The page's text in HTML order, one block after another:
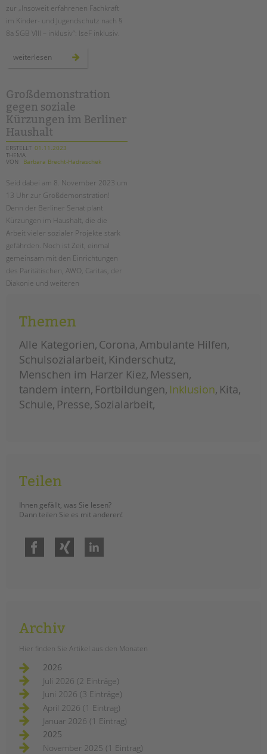
zur „Insoweit erfahrenen Fachkraft
im Kinder- und Jugendschutz nach §
8a SGB VIII – inklusiv“: IseF inklusiv.
weiterlesen
weiterbildung
kinderschutz:
isef
inklusiv
Großdemonstration
gegen soziale
Kürzungen im Berliner
Haushalt
ERSTELLT 01.11.2023
THEMA
VON
Barbara Brecht-Hadraschek
Seid dabei am 8. November 2023 um
13 Uhr zur Großdemonstration!
Denn der Berliner Senat plant
Kürzungen im Haushalt, die die
Arbeit vieler sozialer Projekte stark
gefährden. Noch ist Zeit, einmal
gemeinsam mit den Einrichtungen
des Paritätischen, AWO, Caritas, der
Diakonie und weiteren
soziale
kürzungen
im
haushalt
Themen
Alle Kategorien Corona Ambulante Hilfen
Schulsozialarbeit Kinderschutz
Menschen im Harzer Kiez Messen
tandem intern Fortbildungen Inklusion Kita
Schule Presse Sozialarbeit
Teilen
Ihnen gefällt, was Sie lesen?
Dann teilen Sie es mit anderen!
Facebook
Archiv
Hier finden Sie Artikel aus den Monaten
2026
Juli 2026 (2 Einträge)
Juni 2026 (3 Einträge)
April 2026 (1 Eintrag)
Januar 2026 (1 Eintrag)
2025
November 2025 (1 Eintrag)